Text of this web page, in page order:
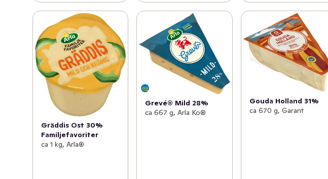
Gräddis Ost 30%
Familjefavoriter
ca 1 kg, Arla®
Grevé® Mild 28%
ca 667 g, Arla Ko®
Gouda Holland 31%
ca 670 g, Garant